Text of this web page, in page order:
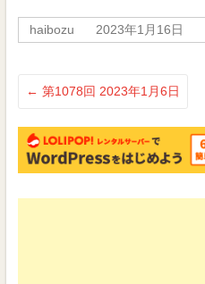
き
ま
す)
い
ウ
ィ
で
開
す)
haibozu 2023年1月16日
← 第1078回 2023年1月6日